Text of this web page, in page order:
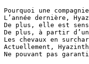
Pourquoi une
L’année dernière,
De plus, elle est
De plus, à partir
Les chevaux en
Actuellement,
Ne pouvant pas